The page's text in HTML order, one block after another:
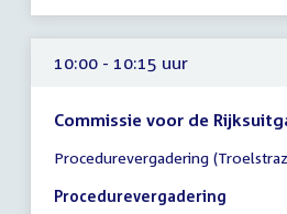
10:00 - 10:15 uur
Commissie voor de
vergadering
10:00
Procedurevergadering
Procedurevergadering